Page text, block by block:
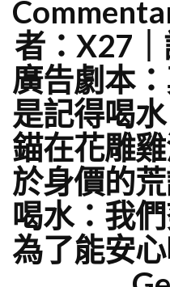
者：X27
廣告劇本
是記得喝
錨在花雕
於身價的
喝水：我
為了能安心